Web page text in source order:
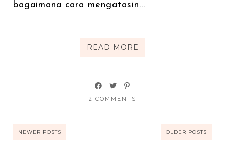
bagaimana cara mengatasin...
READ MORE
2 COMMENTS
NEWER POSTS OLDER POSTS